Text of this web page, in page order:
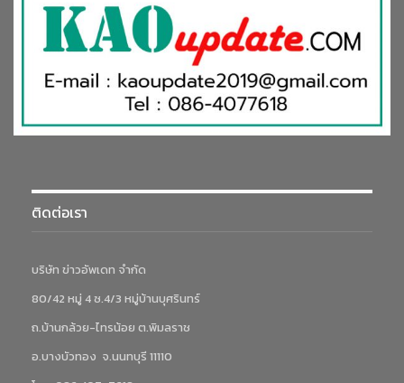
ติดต่อเรา
บริษัท ข่าวอัพเดท จำกัด
80/42 หมู่ 4 ซ.4/3 หมู่บ้านบุศรินทร์
ถ.บ้านกล้วย-ไทรน้อย ต.พิมลราช
อ.บางบัวทอง จ.นนทบุรี 11110